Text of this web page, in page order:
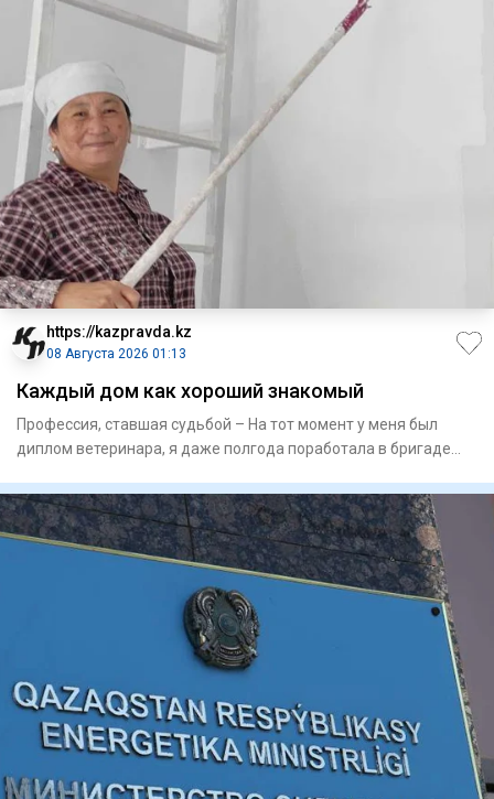
https://kazpravda.kz
08 Августа 2026 01:13
Каждый дом как хороший знакомый
Профессия, ставшая судьбой – На тот момент у меня был
диплом­ ветеринара, я даже полгода поработала в бригаде